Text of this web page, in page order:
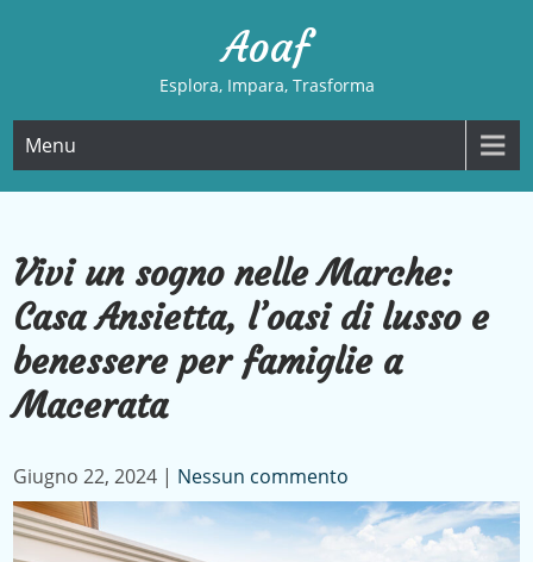
Aoaf
Esplora, Impara, Trasforma
Menu
Vivi un sogno nelle Marche:
Casa Ansietta, l’oasi di lusso e
benessere per famiglie a
Macerata
Giugno 22, 2024 | Nessun commento